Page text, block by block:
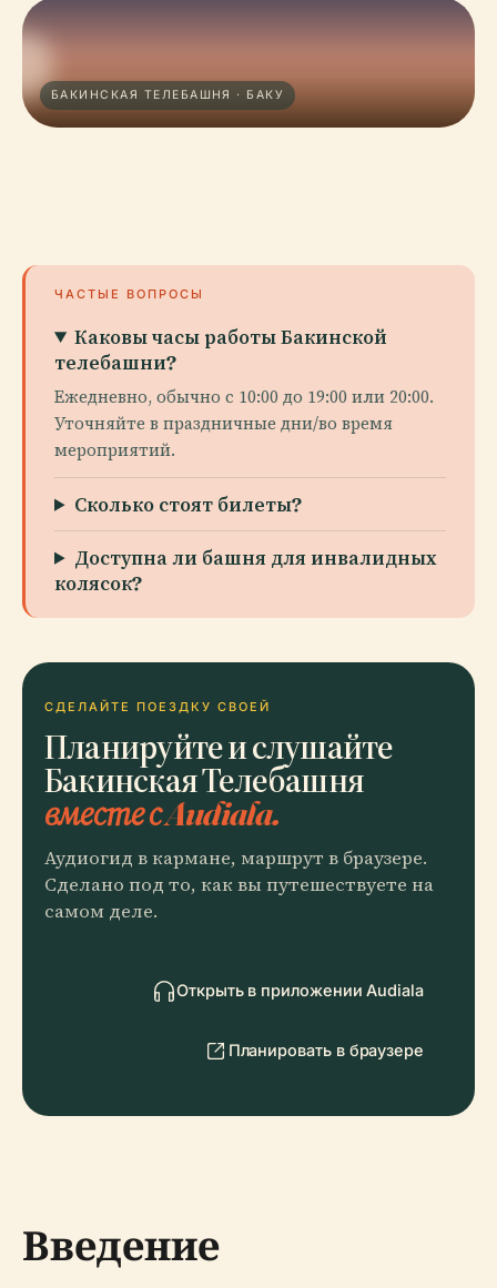
БАКИНСКАЯ ТЕЛЕБАШНЯ · БАКУ
ЧАСТЫЕ ВОПРОСЫ
Каковы часы работы Бакинской
телебашни?
Ежедневно, обычно с 10:00 до 19:00 или 20:00.
Уточняйте в праздничные дни/во время
мероприятий.
Сколько стоят билеты?
Доступна ли башня для инвалидных
колясок?
СДЕЛАЙТЕ ПОЕЗДКУ СВОЕЙ
Планируйте и слушайте
Бакинская Телебашня
вместе с Audiala.
Аудиогид в кармане, маршрут в браузере.
Сделано под то, как вы путешествуете на
самом деле.
Открыть в приложении Audiala
Планировать в браузере
Введение